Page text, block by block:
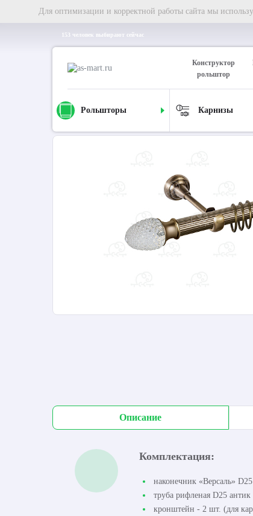
Для оптимизации и корректной работы сайта мы
153 человек выбирают сейчас
Конструктор
рольштор
Рольшторы Карнизы
Главная
Описание
Комплектация:
наконечник «Версаль»
труба рифленая D25
кронштейн - 2 шт. (для